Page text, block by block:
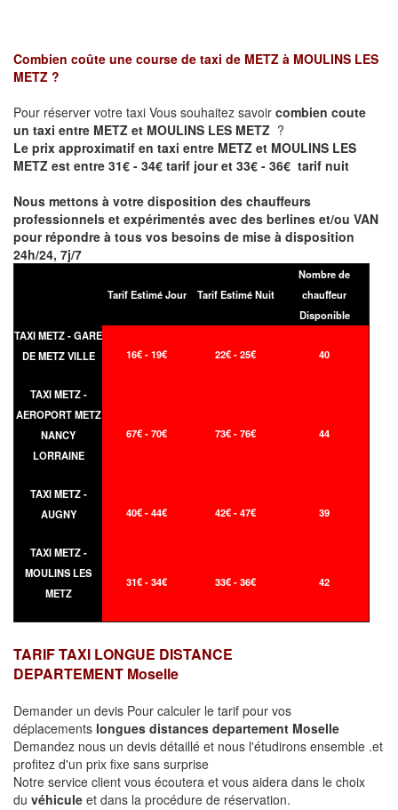
Combien coûte une course de taxi de METZ à MOULINS LES
METZ ?
Pour réserver votre taxi Vous souhaitez savoir combien coute
un taxi entre METZ et MOULINS LES METZ ?
Le prix approximatif en taxi entre METZ et MOULINS LES
METZ est entre 31€ - 34€ tarif jour et 33€ - 36€ tarif nuit
Nous mettons à votre disposition des chauffeurs
professionnels et expérimentés avec des berlines et/ou VAN
pour répondre à tous vos besoins de mise à disposition
24h/24, 7j/7
Tarif Estimé Jour Tarif Estimé Nuit
Nombre de
chauffeur
Disponible
TAXI METZ - GARE
DE METZ VILLE
16€ - 19€ 22€ - 25€ 40
TAXI METZ -
AEROPORT METZ
NANCY
LORRAINE
67€ - 70€ 73€ - 76€ 44
TAXI METZ -
AUGNY
40€ - 44€ 42€ - 47€ 39
TAXI METZ -
MOULINS LES
METZ
31€ - 34€ 33€ - 36€ 42
TARIF TAXI LONGUE DISTANCE
DEPARTEMENT Moselle
Demander un devis Pour calculer le tarif pour vos
déplacements longues distances departement Moselle
Demandez nous un devis détaillé et nous l'étudirons ensemble .et
profitez d'un prix fixe sans surprise
Notre service client vous écoutera et vous aidera dans le choix
du véhicule et dans la procédure de réservation.